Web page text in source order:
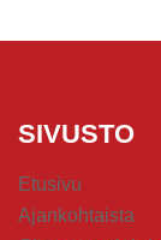
SIVUSTO
Etusivu
Ajankohtaista